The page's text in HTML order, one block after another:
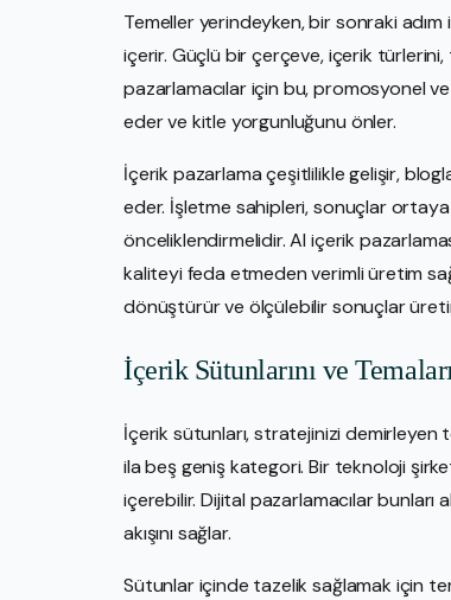
Temeller yerindeyken, bir sonraki
içerir. Güçlü bir çerçeve, içerik türlerini,
pazarlamacılar için bu, promosyonel
eder ve kitle yorgunluğunu önler.
İçerik pazarlama çeşitlilikle gelişir,
eder. İşletme sahipleri, sonuçlar
önceliklendirmelidir. AI içerik
kaliteyi feda etmeden verimli üretim
dönüştürür ve ölçülebilir sonuçlar
İçerik Sütunlarını ve
İçerik sütunları, stratejinizi demirleyen
ila beş geniş kategori. Bir teknoloji
içerebilir. Dijital pazarlamacılar bunları
akışını sağlar.
Sütunlar içinde tazelik sağlamak için